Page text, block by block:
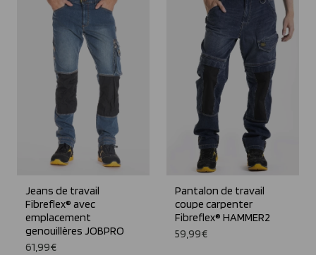
Jeans de travail
Fibreflex® avec
emplacement
genouillères JOBPRO
61,99€
Pantalon de travail
coupe carpenter
Fibreflex® HAMMER2
59,99€